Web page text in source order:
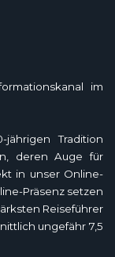
im
Tradition
deren Auge für
in unser Online-
Präsenz setzen
Reiseführer
ungefähr 7,5